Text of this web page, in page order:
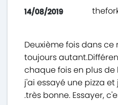
14/08/2019
Deuxième fois dans
toujours
chaque fois en plus de
j'ai essayé une pizza
.très bonne. Essayer,